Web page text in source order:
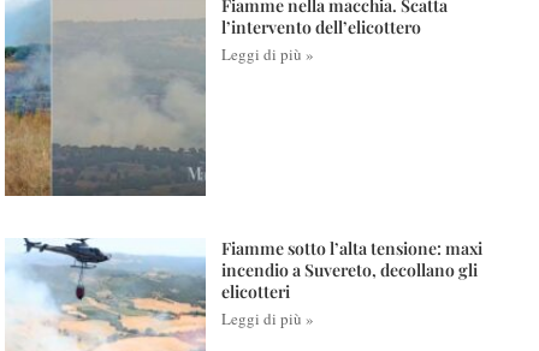
Fiamme nella macchia. Scatta
l’intervento dell’elicottero
Leggi di più »
Fiamme sotto l’alta tensione: maxi
incendio a Suvereto, decollano gli
elicotteri
Leggi di più »